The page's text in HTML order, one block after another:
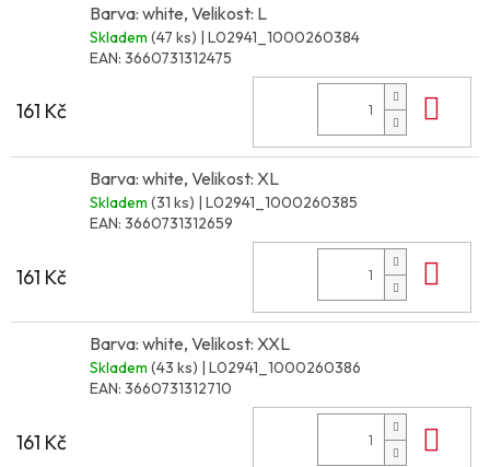
Barva: white, Velikost: L
Skladem (47 ks) | L02941_1000260384
EAN: 3660731312475
161 Kč
Barva: white, Velikost: XL
Skladem (31 ks) | L02941_1000260385
EAN: 3660731312659
161 Kč
Barva: white, Velikost: XXL
Skladem (43 ks) | L02941_1000260386
EAN: 3660731312710
161 Kč